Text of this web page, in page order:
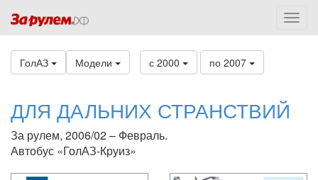
ГолАЗ Модели с 2000 по 2007
ДЛЯ ДАЛЬНИХ СТРАНСТВИЙ
За рулем, 2006/02 – Февраль.
Автобус «ГолАЗ-Круиз»